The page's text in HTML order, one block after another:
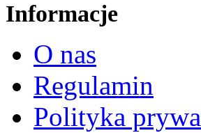
Informacje
O nas
Regulamin
Polityka